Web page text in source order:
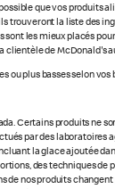
que vos
trouveront la liste des
les mieux placés
de McDonald's
ou plus basses selon vos
Certains produits ne
par des laboratoires
la glace ajoutée
des techniques de
nos produits